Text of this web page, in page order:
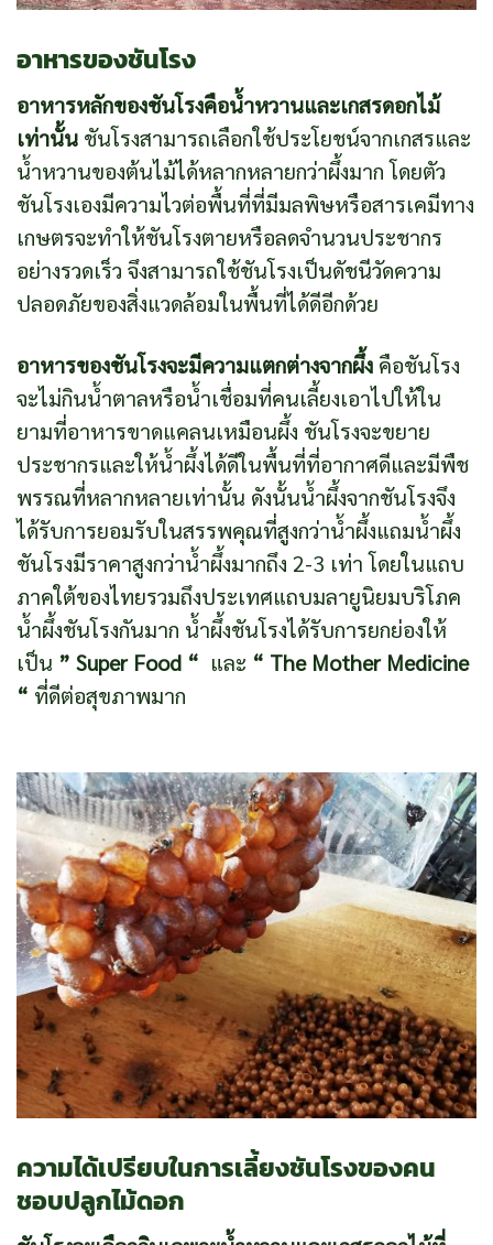
อาหารของชันโรง
อาหารหลักของชันโรงคือน้ำหวานและเกสรดอกไม้
เท่านั้น ชันโรงสามารถเลือกใช้ประโยชน์จากเกสรและ
น้ำหวานของต้นไม้ได้หลากหลายกว่าผึ้งมาก โดยตัว
ชันโรงเองมีความไวต่อพื้นที่ที่มีมลพิษหรือสารเคมีทาง
เกษตรจะทำให้ชันโรงตายหรือลดจำนวนประชากร
อย่างรวดเร็ว จึงสามารถใช้ชันโรงเป็นดัชนีวัดความ
ปลอดภัยของสิ่งแวดล้อมในพื้นที่ได้ดีอีกด้วย
อาหารของชันโรงจะมีความแตกต่างจากผึ้ง คือชันโรง
จะไม่กินน้ำตาลหรือน้ำเชื่อมที่คนเลี้ยงเอาไปให้ใน
ยามที่อาหารขาดแคลนเหมือนผึ้ง ชันโรงจะขยาย
ประชากรและให้น้ำผึ้งได้ดีในพื้นที่ที่อากาศดีและมีพืช
พรรณที่หลากหลายเท่านั้น ดังนั้นน้ำผึ้งจากชันโรงจึง
ได้รับการยอมรับในสรรพคุณที่สูงกว่าน้ำผึ้งแถมน้ำผึ้ง
ชันโรงมีราคาสูงกว่าน้ำผึ้งมากถึง 2-3 เท่า โดยในแถบ
ภาคใต้ของไทยรวมถึงประเทศแถบมลายูนิยมบริโภค
น้ำผึ้งชันโรงกันมาก น้ำผึ้งชันโรงได้รับการยกย่องให้
เป็น ” Super Food “ และ “ The Mother Medicine
“ ที่ดีต่อสุขภาพมาก
ความได้เปรียบในการเลี้ยงชันโรงของคน
ชอบปลูกไม้ดอก